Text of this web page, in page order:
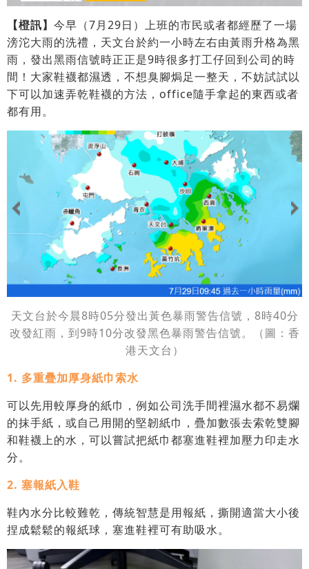
【橙訊】 今早（7月29日）上班的市民或者都經歷了一場
滂沱大雨的洗禮，天文台於約一小時左右由黃雨升格為黑
雨，發出黑雨信號時正正是9時很多打工仔回到公司的時
間！大家鞋襪都濕透，不想臭腳焗足一整天，不妨試試以
下可以加速弄乾鞋襪的方法，office隨手拿起的東西或者
都有用。
天文台於今晨8時05分發出黃色暴雨警告信號，8時40分
改發紅雨，到9時10分改發黑色暴雨警告信號。（圖：香
港天文台）
1. 多重疊加厚身紙巾索水
可以先用較厚身的紙巾，例如公司洗手間裡濕水都不易爛
的抹手紙，或自己用開的堅韌紙巾，疊加數張去索乾雙腳
和鞋襪上的水，可以嘗試把紙巾都塞進鞋裡加壓力印走水
分。
2. 塞報紙入鞋
鞋內水分比較難乾，傳統智慧是用報紙，撕開適當大小後
捏成鬆鬆的報紙球，塞進鞋裡可有助吸水。